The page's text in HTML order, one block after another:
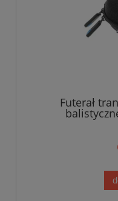
Futerał